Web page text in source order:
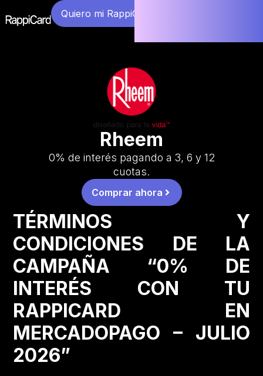
Quiero mi RappiCard
Rheem
0% de interés pagando a 3, 6 y 12
cuotas.
Comprar ahora
TÉRMINOS Y
CONDICIONES DE LA
CAMPAÑA “0% DE
INTERÉS CON TU
RAPPICARD EN
MERCADOPAGO – JULIO
2026”